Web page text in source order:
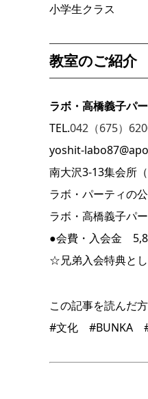
小学生クラ
教室のご紹介
ラボ・高橋義子パ
TEL.042（675）
yoshit-
南大沢3-13集会所（
ラボ・パーティの
ラボ・高橋義子パ
●会費・入会金
☆兄弟入会特典と
この記事を読んだ
#文化 #BUNKA